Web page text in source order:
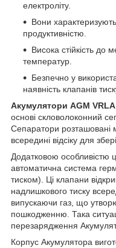
електроліту.
Вони
продуктивністю.
Висока стійкість до
температур.
Безпечно у
наявність клапанів
Акумулятори AGM VRLA
основі скловолоконний
Сепаратори розташовані
всередині відсіку для
Додатковою особливістю
автоматична система
тиском). Ці клапани
надлишкового тиску
випускаючи газ, що
пошкодженню. Така
перезарядження
Корпус Акумулятора